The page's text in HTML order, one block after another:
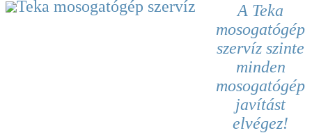
A Teka
mosogatógép
szervíz szinte
minden
mosogatógép
javítást
elvégez!